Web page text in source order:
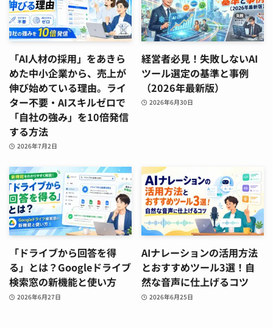
「AI人材の採用」をあきら
めた中小企業から、売上が
伸び始めている理由。ライ
ター不要・AIスキルゼロで
「自社の強み」を10倍発信
する方法
2026年7月2日
経営者必見！失敗しないAI
ツール選定の基準と事例
（2026年最新版）
2026年6月30日
「ドライブから回答を得
る」とは？Googleドライブ
検索窓の新機能と使い方
2026年6月27日
AIナレーションの活用方法
とおすすめツール3選！自
然な音声に仕上げるコツ
2026年6月25日